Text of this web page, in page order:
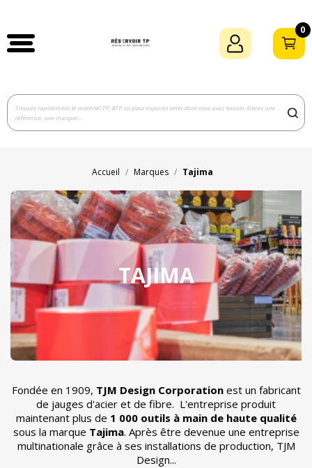
0
Accueil Marques Tajima
TAJIMA
Fondée en 1909, TJM Design Corporationest un fabricant
de jauges d'acier et de fibre. L'entreprise produit
maintenant plus de 1 000 outils à main de haute qualité
sous la marque Tajima. Après être devenue une entreprise
multinationale grâce à ses installations de production, TJM
Design...